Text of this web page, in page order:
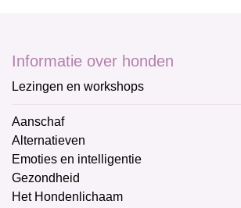
Informatie over honden
Lezingen en workshops
Aanschaf
Alternatieven
Emoties en intelligentie
Gezondheid
Het Hondenlichaam